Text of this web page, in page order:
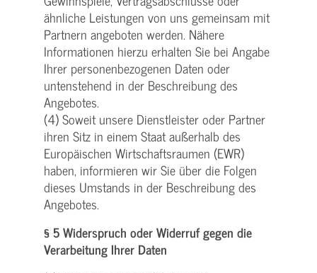
ähnliche Leistungen von uns gemeinsam mit
Partnern angeboten werden. Nähere
Informationen hierzu erhalten Sie bei Angabe
Ihrer personenbezogenen Daten oder
untenstehend in der Beschreibung des
Angebotes.
(4) Soweit unsere Dienstleister oder Partner
ihren Sitz in einem Staat außerhalb des
Europäischen Wirtschaftsraumen (EWR)
haben, informieren wir Sie über die Folgen
dieses Umstands in der Beschreibung des
Angebotes.
§ 5 Widerspruch oder Widerruf gegen die
Verarbeitung Ihrer Daten